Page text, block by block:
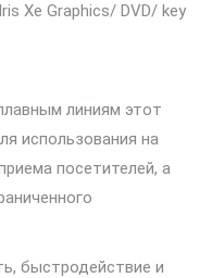
Xe Graphics/ DVD/ key
линиям этот
использования на
посетителей, а
быстродействие и